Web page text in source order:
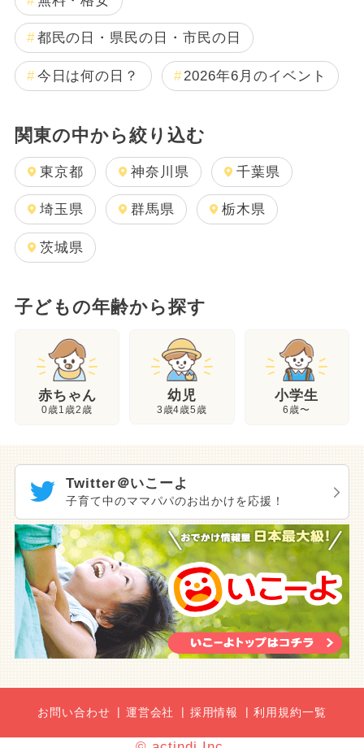
都民の日・県民の日・市民の日
今日は何の日？ 2026年6月のイベント
関東の中から絞り込む
東京都 神奈川県 千葉県
埼玉県 群馬県 栃木県
茨城県
子どもの年齢から探す
赤ちゃん
0歳1歳2歳
幼児
3歳4歳5歳
小学生
6歳〜
Twitter＠いこーよ
子育て中のママパパのお出かけを応援！
お問い合わせ 運営会社 採用情報 利用規約一覧